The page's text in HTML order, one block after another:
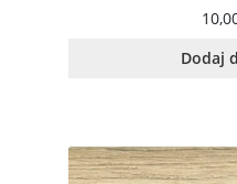
Dodaj